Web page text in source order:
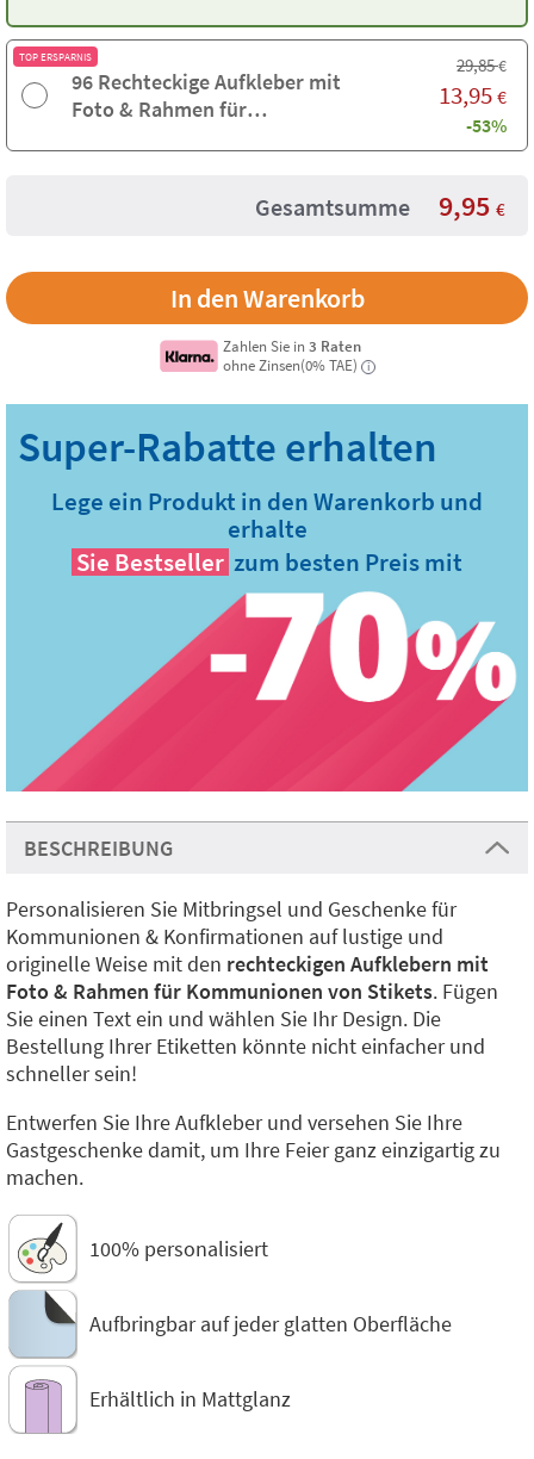
TOP ERSPARNIS
96 Rechteckige Aufkleber mit
Foto & Rahmen für
29,85€
13,95 €
-53%
Gesamtsumme 9,95 €
Zahlen Sie in3 Raten
ohne Zinsen(0% TAE)
i
Lege ein Produkt in den Warenkorb und
erhalte
Sie Bestseller zum besten Preis mit
BESCHREIBUNG
Personalisieren Sie Mitbringsel und Geschenke für
Kommunionen & Konfirmationen auf lustige und
originelle Weise mit den rechteckigen Aufklebern mit
Foto & Rahmen für Kommunionen von Stikets. Fügen
Sie einen Text ein und wählen Sie Ihr Design. Die
Bestellung Ihrer Etiketten könnte nicht einfacher und
schneller sein!
Entwerfen Sie Ihre Aufkleber und versehen Sie Ihre
Gastgeschenke damit, um Ihre Feier ganz einzigartig zu
machen.
100% personalisiert
Aufbringbar auf jeder glatten Oberfläche
Erhältlich in Mattglanz